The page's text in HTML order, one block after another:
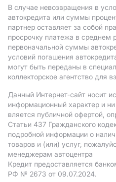
В случае невозвращения в
автокредита или суммы
партнер оставляет за собой
просрочку платежа в среднем
первоначальной суммы
условий погашения
могут быть переданы в
коллекторское агентство для
Данный Интернет-сайт носит
информационный характер и
вляется публичной офертой,
Статьи 437 Гражданского
подробной информации о
товаров и (или) услуг,
менеджерам автоцентра
Кредит предоставляется
РФ № 2673 от 09.07.2024.